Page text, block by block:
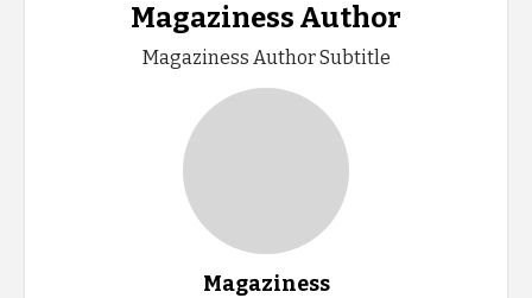
Magaziness Author
Magaziness Author Subtitle
Magaziness